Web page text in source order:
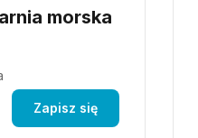
morska
Zapisz się